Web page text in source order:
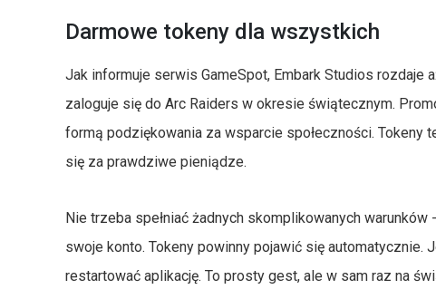
Darmowe tokeny dla wszystkich
Jak informuje serwis GameSpot, Embark Studios rozdaje
zaloguje się do Arc Raiders w okresie świątecznym.
formą podziękowania za wsparcie społeczności. Tokeny
się za prawdziwe pieniądze.
Nie trzeba spełniać żadnych skomplikowanych
swoje konto. Tokeny powinny pojawić się automatycznie.
restartować aplikację. To prosty gest, ale w sam raz na